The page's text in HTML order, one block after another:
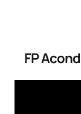
FP